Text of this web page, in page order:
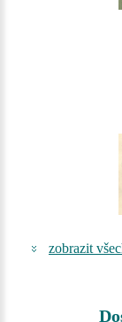
zobrazit